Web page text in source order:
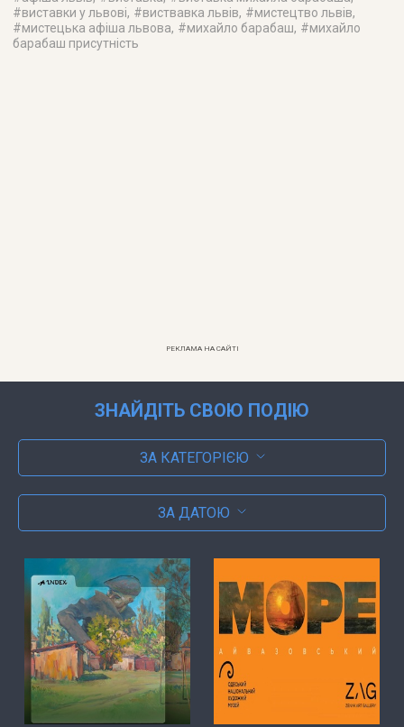
#виставки у львові, #виствавка львів, #мистецтво львів,
#мистецька афіша львова, #михайло барабаш, #михайло
барабаш присутність
РЕКЛАМА НА САЙТІ
ЗНАЙДІТЬ СВОЮ ПОДІЮ
ЗА КАТЕГОРІЄЮ
ЗА ДАТОЮ